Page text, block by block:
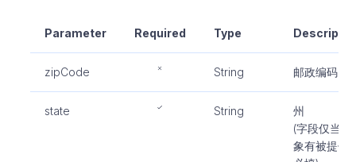
Parameter Required Type
zipCode String 邮政编码
state String
州
(字段仅当对
象有被提供